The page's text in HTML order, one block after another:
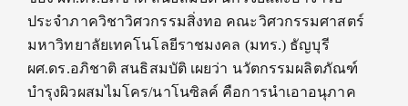
ประจำภาควิชาวิศวกรรมสิ่งทอ คณะวิศวกรรมศาสตร์
มหาวิทยาลัยเทคโนโลยีราชมงคล (มทร.) ธัญบุรี
ผศ.ดร.อภิชาติ สนธิสมบัติ เผยว่า นวัตกรรมผลิตภัณฑ์
บำรุงผิวผสมไมโคร/นาโนซิลค์ คือการนำเอาอนุภาค